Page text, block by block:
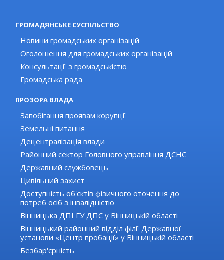
ГРОМАДЯНСЬКЕ СУСПІЛЬСТВО
Новини громадських організацій
Оголошення для громадських організацій
Консультації з громадськістю
Громадська рада
ПРОЗОРА ВЛАДА
Запобігання проявам корупції
Земельні питання
Децентралізація влади
Районний сектор Головного управління ДСНС
Державний службовець
Цивільний захист
Доступність об'єктів фізичного оточення до
потреб осіб з інвалідністю
Вінницька ДПІ ГУ ДПС у Вінницькій області
Вінницький районний відділ філії Державної
установи «Центр пробації» у Вінницькій області
Безбар'єрність